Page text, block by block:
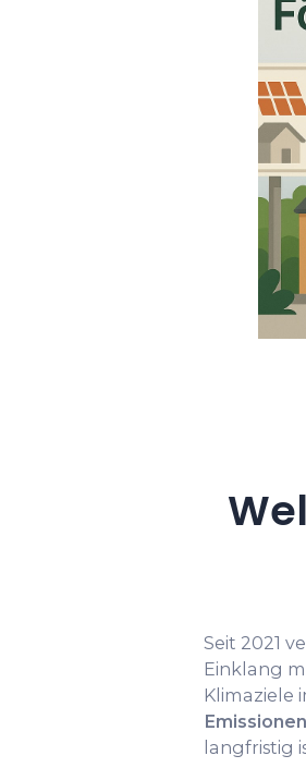
Seit 2021
Einklang
Klimaziele
langfristig